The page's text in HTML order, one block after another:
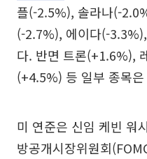
플(-2.5%), 솔라나(-
(-2.7%), 에이다(-
다. 반면 트론(+1.6%),
(+4.5%) 등 일부 종목
미 연준은 신임 케빈 워
방공개시장위원회